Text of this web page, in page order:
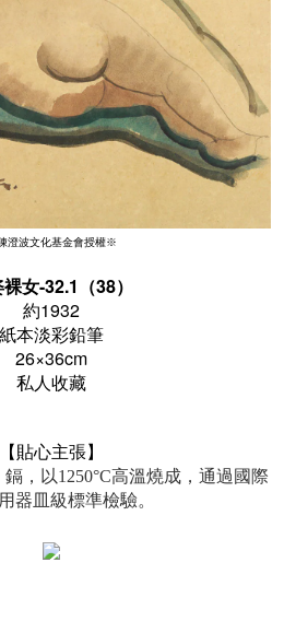
澄波文化基金會授權※
女-32.1（38）
約1932
紙本淡彩鉛筆
26×36cm
私人收藏
【貼心主張】
，以1250°C高溫燒成，通過國際
器皿級標準檢驗。